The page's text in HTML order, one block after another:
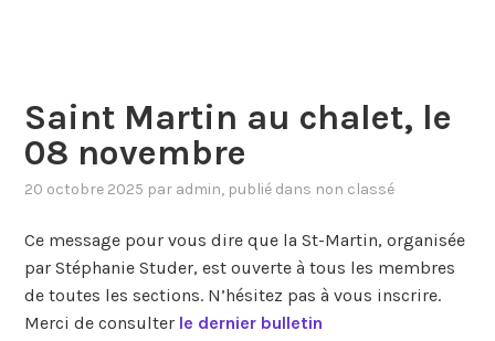
Saint Martin au chalet, le
08 novembre
20 octobre 2025 par admin, publié dans non classé
Ce message pour vous dire que la St-Martin, organisée
par Stéphanie Studer, est ouverte à tous les membres
de toutes les sections. N’hésitez pas à vous inscrire.
Merci de consulter le dernier bulletin